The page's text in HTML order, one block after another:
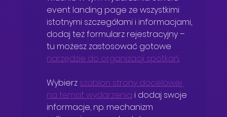
event landing page ze wszystkimi
istotnymi szczegółami i informacjami,
dodaj też formularz rejestracyjny –
tu możesz zastosować gotowe
narzędzie do organizacji spotkań.
Wybierz szablon strony docelowej
na temat wydarzenia i dodaj swoje
informacje, np. mechanizm